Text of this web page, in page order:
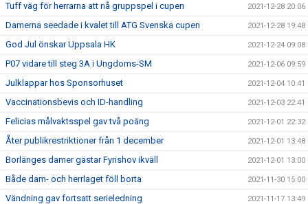
Tuff väg för herrarna att nå gruppspel i cupen 2021-12-28 20:06
Damerna seedade i kvalet till ATG Svenska cupen 2021-12-28 19:48
God Jul önskar Uppsala HK 2021-12-24 09:08
P07 vidare till steg 3A i Ungdoms-SM 2021-12-06 09:59
Julklappar hos Sponsorhuset 2021-12-04 10:41
Vaccinationsbevis och ID-handling 2021-12-03 22:41
Felicias målvaktsspel gav två poäng 2021-12-01 22:32
Åter publikrestriktioner från 1 december 2021-12-01 13:48
Borlänges damer gästar Fyrishov ikväll 2021-12-01 13:00
Både dam- och herrlaget föll borta 2021-11-30 15:00
Vändning gav fortsatt serieledning 2021-11-17 13:49